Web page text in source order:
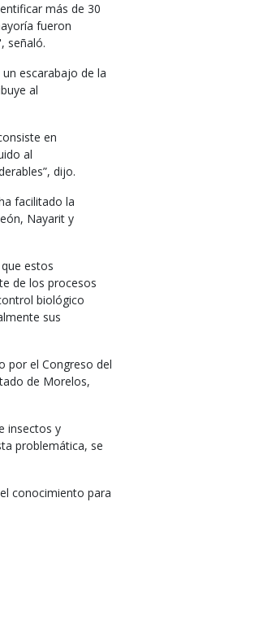
más de 30
fueron
señaló.
un escarabajo de la
al
en
al
dijo.
facilitado la
Nayarit y
estos
de los procesos
biológico
sus
por el Congreso del
de Morelos,
insectos y
problemática, se
conocimiento para